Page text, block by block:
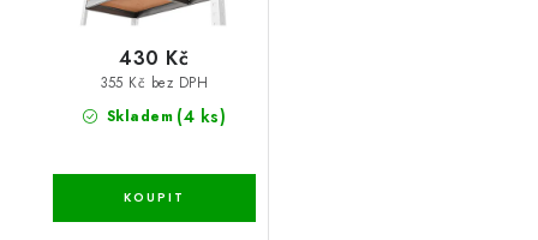
Skladem (4 ks)
355 Kč bez DPH
430 Kč